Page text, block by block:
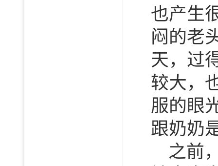
也产生
闷的老
天，过
较大，
服的眼
跟奶奶
之前